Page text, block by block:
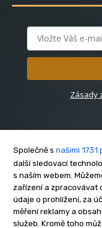
Zásady
Společně s našimi 1731
další sledovací
s naším webem.
zařízení a zpracovávat
údaje o prohlížení, za
měření reklamy a
služeb. Kromě toho